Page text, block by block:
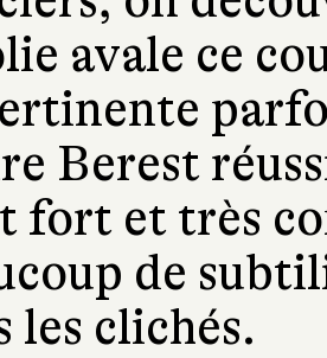
avale ce
Berest
fort et très
de
les clichés.